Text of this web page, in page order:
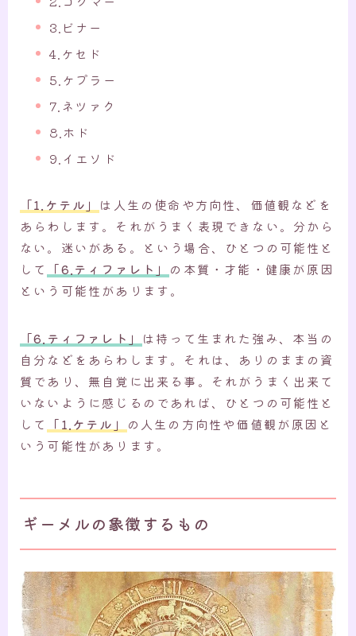
3.ビナー
4.ケセド
5.ケプラー
7.ネツァク
8.ホド
9.イエソド
「1.ケテル」 は人生の使命や方向性、価値観などを
あらわします。それがうまく表現できない。分から
ない。迷いがある。という場合、ひとつの可能性と
して
「6.ティファレト」 の本質・才能・健康が原因
という可能性があります。
「6.ティファレト」 は持って生まれた強み、本当の
自分などをあらわします。それは、ありのままの資
質であり、無自覚に出来る事。それがうまく出来て
いないように感じるのであれば、ひとつの可能性と
して
「1.ケテル」 の人生の方向性や価値観が原因と
いう可能性があります。
ギーメルの象徴するもの